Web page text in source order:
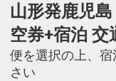
山形発鹿児
空券+宿泊 交
便を選択の上、
さい